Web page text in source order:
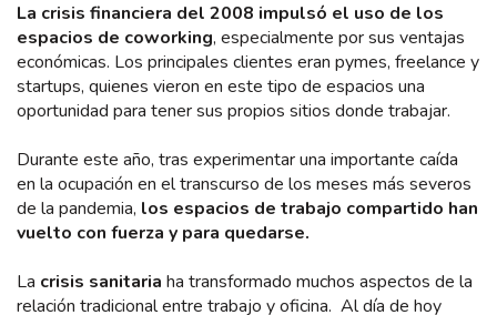
La crisis financiera del 2008 impulsó el uso de los
espacios de coworking, especialmente por sus ventajas
económicas. Los principales clientes eran pymes, freelance y
startups, quienes vieron en este tipo de espacios una
oportunidad para tener sus propios sitios donde trabajar.
Durante este año, tras experimentar una importante caída
en la ocupación en el transcurso de los meses más severos
de la pandemia, los espacios de trabajo compartido han
vuelto con fuerza y para quedarse.
La crisis sanitaria ha transformado muchos aspectos de la
relación tradicional entre trabajo y oficina. Al día de hoy